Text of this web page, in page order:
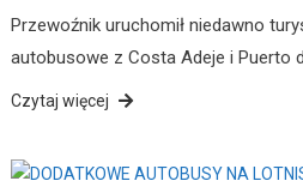
Przewoźnik uruchomił niedawno
autobusowe z Costa Adeje i Puerto
Czytaj więcej